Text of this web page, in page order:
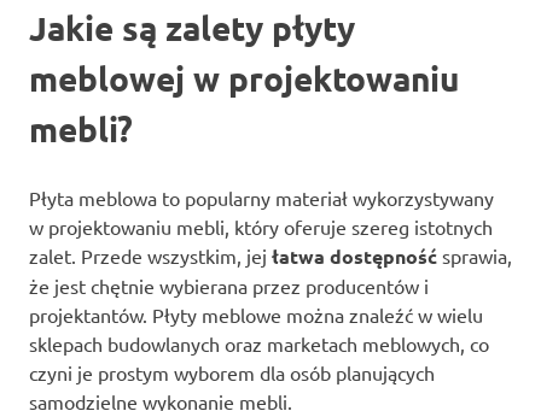
Jakie są zalety płyty
meblowej w projektowaniu
mebli?
Płyta meblowa to popularny materiał wykorzystywany
w projektowaniu mebli, który oferuje szereg istotnych
zalet. Przede wszystkim, jej łatwa dostępność sprawia,
że jest chętnie wybierana przez producentów i
projektantów. Płyty meblowe można znaleźć w wielu
sklepach budowlanych oraz marketach meblowych, co
czyni je prostym wyborem dla osób planujących
samodzielne wykonanie mebli.